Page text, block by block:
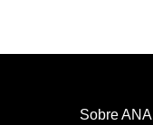
Sobre ANA